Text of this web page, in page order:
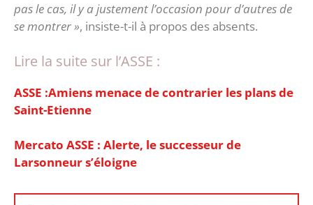
pas le cas, il y a justement l’occasion pour d’autres de
se montrer », insiste-t-il à propos des absents.
Lire la suite sur l’ASSE :
ASSE :Amiens menace de contrarier les plans de
Saint-Etienne
Mercato ASSE : Alerte, le successeur de
Larsonneur s’éloigne